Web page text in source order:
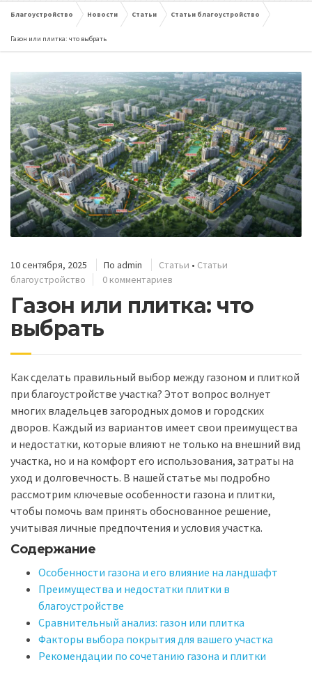
Благоустройство Новости Статьи Статьи благоустройство
Газон или плитка: что выбрать
10 сентября, 2025 По admin Статьи • Статьи
благоустройство
0 комментариев
Газон или плитка: что
выбрать
Как сделать правильный выбор между газоном и плиткой
при благоустройстве участка? Этот вопрос волнует
многих владельцев загородных домов и городских
дворов. Каждый из вариантов имеет свои преимущества
и недостатки, которые влияют не только на внешний вид
участка, но и на комфорт его использования, затраты на
уход и долговечность. В нашей статье мы подробно
рассмотрим ключевые особенности газона и плитки,
чтобы помочь вам принять обоснованное решение,
учитывая личные предпочтения и условия участка.
Содержание
Особенности газона и его влияние на ландшафт
Преимущества и недостатки плитки в
благоустройстве
Сравнительный анализ: газон или плитка
Факторы выбора покрытия для вашего участка
Рекомендации по сочетанию газона и плитки